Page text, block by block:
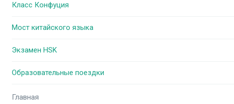
Класс Конфуция
Мост китайского языка
Экзамен HSK
Образовательные поездки
Главная